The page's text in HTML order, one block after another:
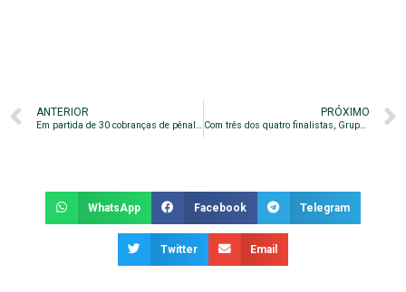
ANTERIOR
Em partida de 30 cobranças de pênaltis, Bugre avança no Troféu do Interior
PRÓXIMO
Com três dos quatro finalistas, Grupo D confirma ser o mais forte do Paulistão
WhatsApp Facebook Telegram
Twitter Email